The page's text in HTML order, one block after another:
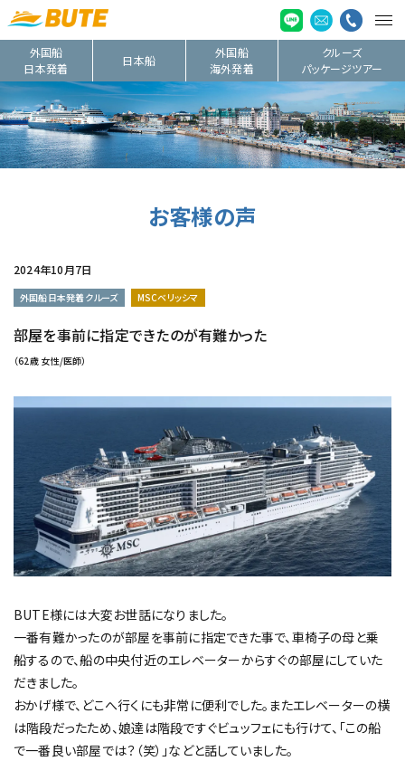
外国船
日本発着
日本船
外国船
海外発着
クルーズ
パッケージツアー
お客様の声
2024年10月7日
外国船日本発着クルーズ MSCベリッシマ
部屋を事前に指定できたのが有難かった
（62歳 女性/医師）
BUTE様には大変お世話になりました。
一番有難かったのが部屋を事前に指定できた事で、車椅子の母と乗
船するので、船の中央付近のエレベーターからすぐの部屋にしていた
だきました。
おかげ様で、どこへ行くにも非常に便利でした。またエレベーターの横
は階段だったため、娘達は階段ですぐビュッフェにも行けて、「この船
で一番良い部屋では？（笑）」などと話していました。